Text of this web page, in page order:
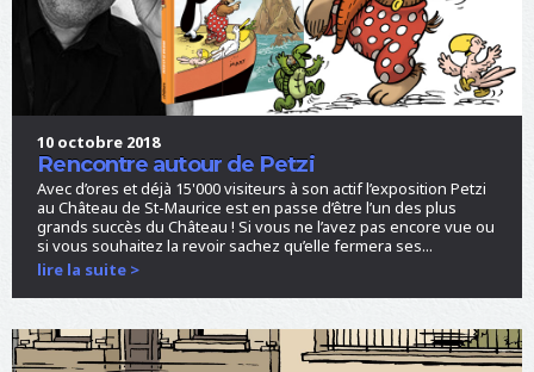
10 octobre 2018
Rencontre autour de Petzi
Avec d’ores et déjà 15'000 visiteurs à son actif l’exposition Petzi
au Château de St-Maurice est en passe d’être l’un des plus
grands succès du Château ! Si vous ne l’avez pas encore vue ou
si vous souhaitez la revoir sachez qu’elle fermera ses...
lire la suite >